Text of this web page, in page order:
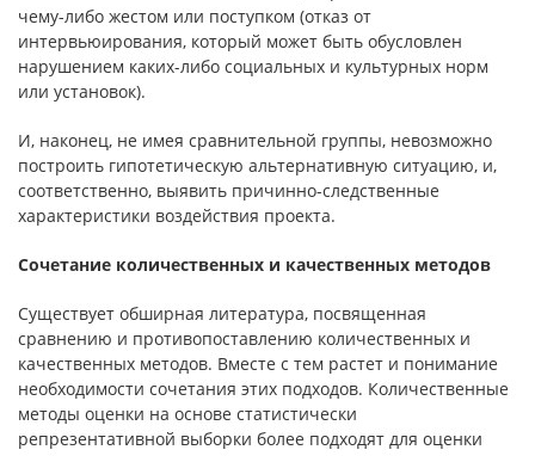
чему-либо жестом или поступком (отказ от
интервьюирования, который может быть обусловлен
нарушением каких-либо социальных и культурных норм
или установок).
И, наконец, не имея сравнительной группы, невозможно
построить гипотетическую альтернативную ситуацию, и,
соответственно, выявить причинно-следственные
характеристики воздействия проекта.
Сочетание количественных и качественных методов
Существует обширная литература, посвященная
сравнению и проти­вопоставлению количественных и
качественных методов. Вместе с тем рас­тет и понимание
необходимости сочетания этих подходов. Количественные
методы оценки на основе статистически
репрезентативной выборки более подходят для оценки